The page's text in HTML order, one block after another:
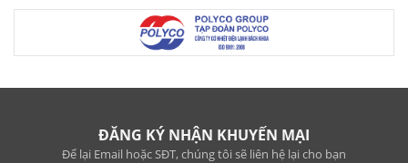
ĐĂNG KÝ NHẬN KHUYẾN MẠI
Để lại Email hoặc SĐT, chúng tôi sẽ liên hệ lại cho bạn